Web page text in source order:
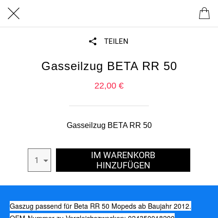
TEILEN
Gasseilzug BETA RR 50
22,00 €
Gasseilzug BETA RR 50
1
IM WARENKORB
HINZUFÜGEN
Gaszug passend für Beta RR 50 Mopeds ab Baujahr 2012.